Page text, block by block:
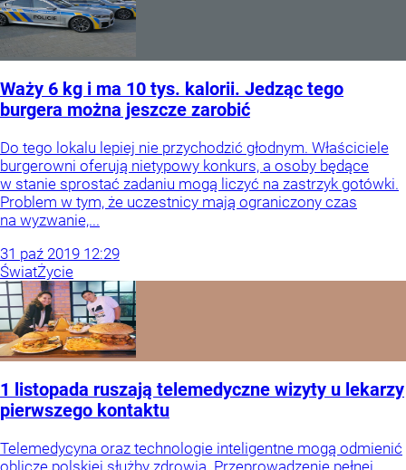
Waży 6 kg i ma 10 tys. kalorii. Jedząc tego
burgera można jeszcze zarobić
Do tego lokalu lepiej nie przychodzić głodnym. Właściciele
burgerowni oferują nietypowy konkurs, a osoby będące
w stanie sprostać zadaniu mogą liczyć na zastrzyk gotówki.
Problem w tym, że uczestnicy mają ograniczony czas
na wyzwanie,...
31 paź 2019 12:29
ŚwiatŻycie
1 listopada ruszają telemedyczne wizyty u lekarzy
pierwszego kontaktu
Telemedycyna oraz technologie inteligentne mogą odmienić
oblicze polskiej służby zdrowia. Przeprowadzenie pełnej